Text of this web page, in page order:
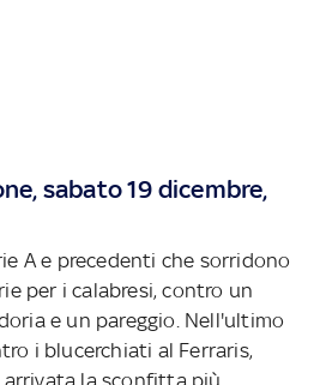
sabato 19 dicembre,
A e precedenti che sorridono
per i calabresi, contro un
e un pareggio. Nell'ultimo
i blucerchiati al Ferraris,
arrivata la sconfitta più